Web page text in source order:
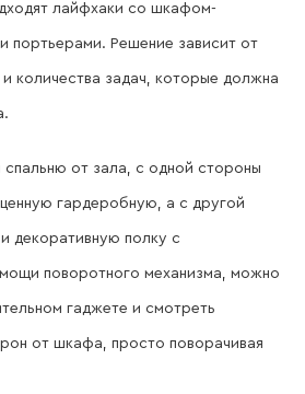
лайфхаки со шкафом-
портьерами. Решение зависит от
количества задач, которые должна
от зала, с одной стороны
гардеробную, а с другой
декоративную полку с
поворотного механизма, можно
гаджете и смотреть
от шкафа, просто поворачивая